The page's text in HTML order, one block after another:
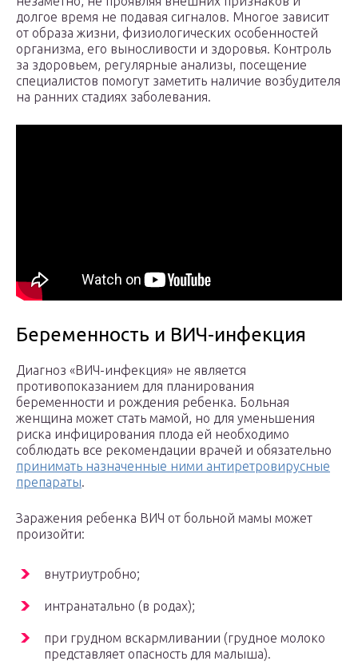
долгое время не подавая сигналов. Многое зависит
от образа жизни, физиологических особенностей
организма, его выносливости и здоровья. Контроль
за здоровьем, регулярные анализы, посещение
специалистов помогут заметить наличие возбудителя
на ранних стадиях заболевания.
Беременность и ВИЧ-инфекция
Диагноз «ВИЧ-инфекция» не является
противопоказанием для планирования
беременности и рождения ребенка. Больная
женщина может стать мамой, но для уменьшения
риска инфицирования плода ей необходимо
соблюдать все рекомендации врачей и обязательно
принимать назначенные ними антиретровирусные
препараты.
Заражения ребенка ВИЧ от больной мамы может
произойти:
внутриутробно;
интранатально (в родах);
при грудном вскармливании (грудное молоко
представляет опасность для малыша).